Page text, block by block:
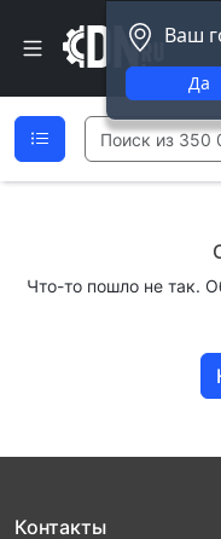
Ваш
Да
Что-то пошло не так.
Контакты